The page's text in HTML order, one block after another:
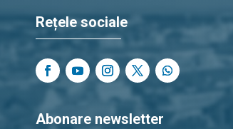
Rețele sociale
Abonare newsletter